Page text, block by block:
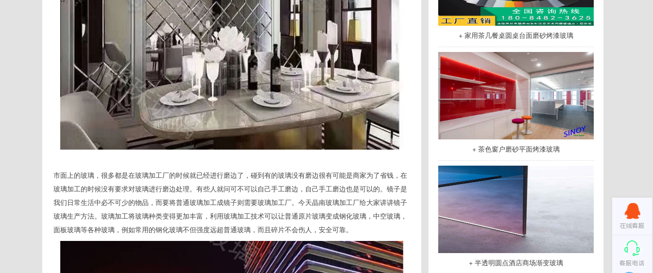
市面上的玻璃，很多都是在玻璃加工厂的时候就已经进行磨边了，碰到有的玻璃没有磨边很有可能是商家为了省钱，在
玻璃加工的时候没有要求对玻璃进行磨边处理。有些人就问可不可以自己手工磨边，自己手工磨边也是可以的。镜子是
我们日常生活中必不可少的物品，而要将普通玻璃加工成镜子则需要玻璃加工厂。今天晶南玻璃加工厂给大家讲讲镜子
玻璃生产方法。玻璃加工将玻璃种类变得更加丰富，利用玻璃加工技术可以让普通原片玻璃变成钢化玻璃，中空玻璃，
面板玻璃等各种玻璃，例如常用的钢化玻璃不但强度远超普通玻璃，而且碎片不会伤人，安全可靠。
+ 家用茶几餐桌圆桌台面磨砂烤漆玻璃
+ 茶色窗户磨砂平面烤漆玻璃
+ 半透明圆点酒店商场渐变玻璃